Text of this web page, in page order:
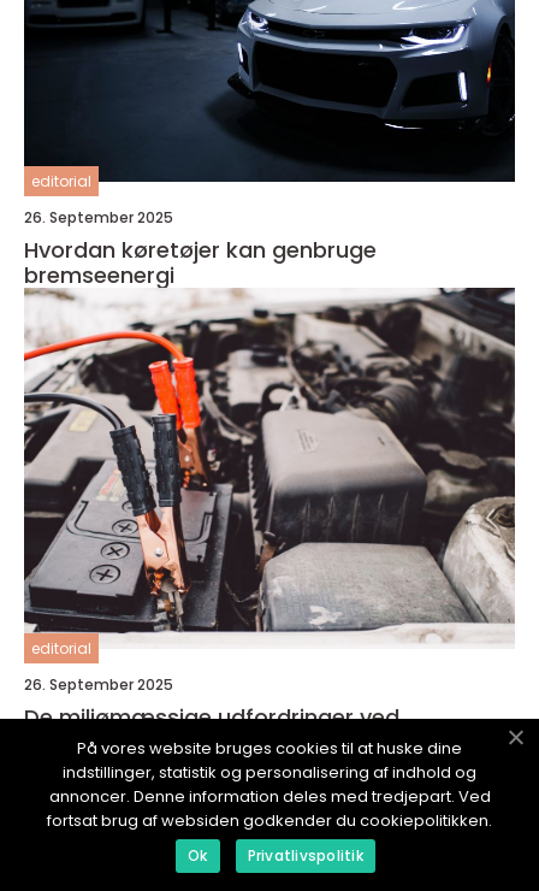
editorial
26. September 2025
Hvordan køretøjer kan genbruge
bremseenergi
editorial
26. September 2025
De miljømæssige udfordringer ved
batteriproduktion
På vores website bruges cookies til at huske dine
indstillinger, statistik og personalisering af indhold og
annoncer. Denne information deles med tredjepart. Ved
fortsat brug af websiden godkender du cookiepolitikken.
Ok Privatlivspolitik